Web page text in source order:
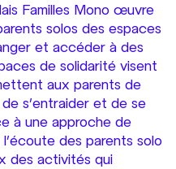
Familles Mono œuvre
solos des espaces
et accéder à des
de solidarité visent
aux parents de
s’entraider et de se
à une approche de
des parents solo
des activités qui